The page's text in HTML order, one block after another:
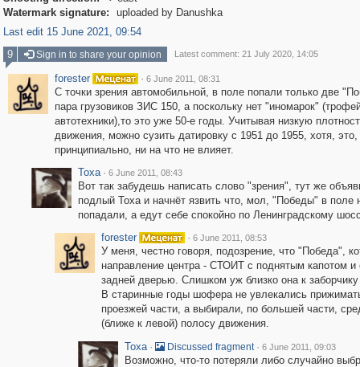
Watermark signature:
uploaded by Danushka
Last edit 15 June 2021, 09:54
9
Sign in to share your opinion Latest comment: 21 July 2020, 14:05
forester · 6 June 2011, 08:31
С точки зрения автомобильной, в поле попали только две
пара грузовиков ЗИС 150, а поскольку нет "иномарок"
автотехники),то это уже 50-е годы. Учитывая низкую
движения, можно сузить датировку с 1951 до 1955, хотя, это,
принципиально, ни на что не влияет.
Toxa · 6 June 2011, 08:43
Вот так забудешь написать слово "зрения", тут же
подлый Тоха и начнёт язвить что, мол, "Победы" в поле
попадали, а едут себе спокойно по Ленинградскому
forester
· 6 June 2011, 08:53
У меня, честно говоря, подозрение, что "Победа",
направление центра - СТОИТ с поднятым капотом и
задней дверью. Слишком уж близко она к
В старинные годы шофера не увлекались
проезжей части, а выбирали, по большей части,
(ближе к левой) полосу движения.
Toxa · Discussed fragment · 6 June 2011, 09:03
Возможно, что-то потеряли либо случайно